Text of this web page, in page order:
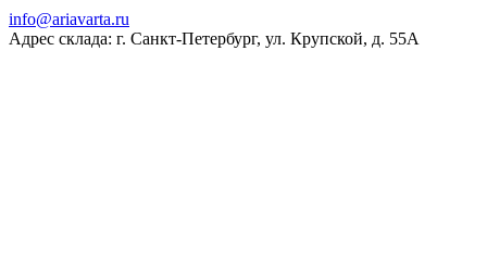
ur.atravaira@ofni
Адрес склада: г. Санкт-Петербург, ул. Крупской, д. 55А